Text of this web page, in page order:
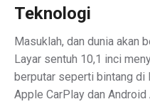
Teknologi
Masuklah, dan dunia akan
Layar sentuh 10,1 inci
berputar seperti bintang di
Apple CarPlay dan